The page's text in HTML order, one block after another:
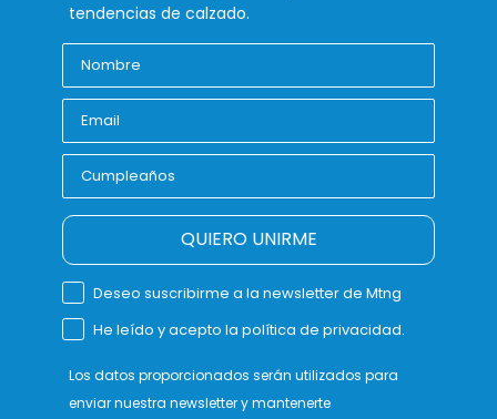
tendencias de calzado.
QUIERO UNIRME
Deseo suscribirme a la newsletter de Mtng
He leído y acepto la política de privacidad.
Los datos proporcionados serán utilizados para
enviar nuestra newsletter y mantenerte